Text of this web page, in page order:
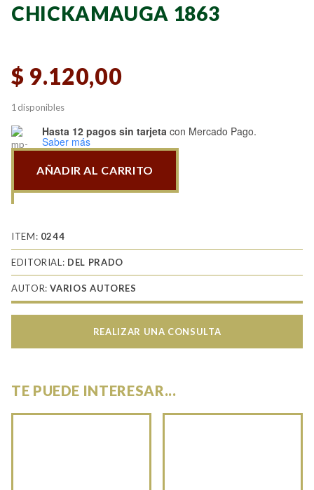
CHICKAMAUGA 1863
$ 9.120,00
1 disponibles
Hasta 12 pagos sin tarjeta con Mercado Pago.
Saber más
1863
AÑADIR AL CARRITO
ITEM: 0244
EDITORIAL: DEL PRADO
AUTOR:VARIOS AUTORES
REALIZAR UNA CONSULTA
TE PUEDE INTERESAR...